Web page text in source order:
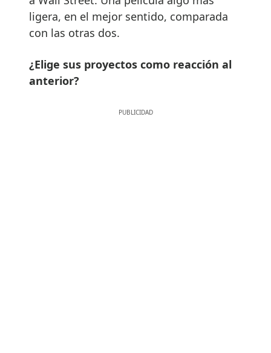
ligera, en el mejor sentido, comparada
con las otras dos.
¿Elige sus proyectos como reacción al
anterior?